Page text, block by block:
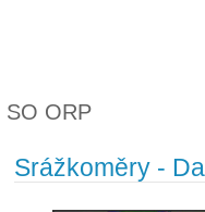
SO ORP
Srážkoměry -